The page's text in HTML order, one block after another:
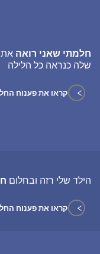
חלמתי שאני רואה את
שלה כנראה כל הלילה
> קראו את פענוח
הילד שלי רזה ובחלום
> קראו את פענוח